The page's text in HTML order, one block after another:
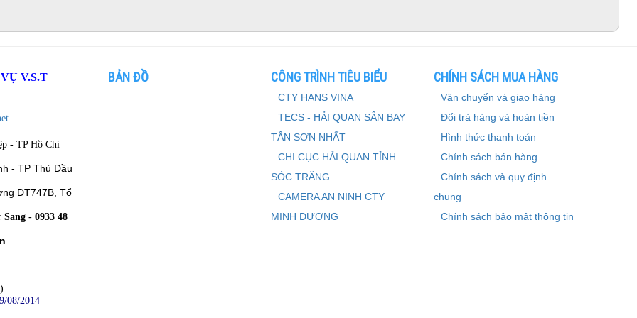
V.S.T
- TP Hồ Chí
- TP Thủ Dầu
DT747B, Tổ
- 0933 48
08/2014
BẢN ĐỒ CÔNG TRÌNH TIÊU BIỂU
CTY HANS VINA
TECS - HẢI QUAN SÂN BAY
TÂN SƠN NHẤT
CHI CỤC HẢI QUAN TỈNH
SÓC TRĂNG
CAMERA AN NINH CTY
MINH DƯƠNG
CHÍNH SÁCH MUA HÀNG
Vận chuyển và giao hàng
Đổi trả hàng và hoàn tiền
Hình thức thanh toán
Chính sách bán hàng
Chính sách và quy định
chung
Chính sách bảo mật thông tin